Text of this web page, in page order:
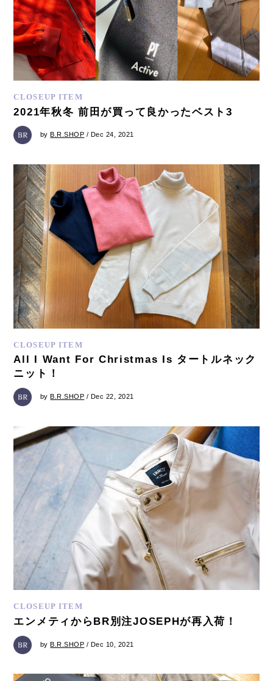
CLOSEUP ITEM
2021年秋冬 前田が買って良かったベスト3
by B.R.SHOP / Dec 24, 2021
CLOSEUP ITEM
All I Want For Christmas Is タートルネック
ニット！
byB.R.SHOP / Dec 22, 2021
CLOSEUP ITEM
エンメティからBR別注JOSEPHが再入荷！
byB.R.SHOP / Dec 10, 2021